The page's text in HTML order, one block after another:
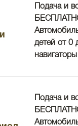
Подача и
детей от 0
Подача и